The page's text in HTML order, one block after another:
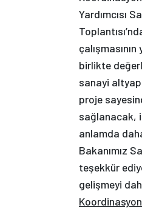
Yardımcısı
birlikte
sanayi
proje
sağlanacak,
anlamda
Bakanımız
teşekkür
gelişmeyi